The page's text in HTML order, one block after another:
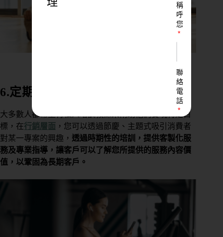
6.定期專案
大多數人都希望有私人培訓教練來幫助他們實現特定目
標，在行銷層面 ，您可以透過節慶、主題式吸引消費者
對某一專案的興趣， 透過時期性的培訓，提供客製化服
務及專業指導，讓客戶可以了解您所提供的服務內容價
值，以鞏固為長期客戶。
稱
呼
您
聯
絡
電
話
LINE
您
的
業
態